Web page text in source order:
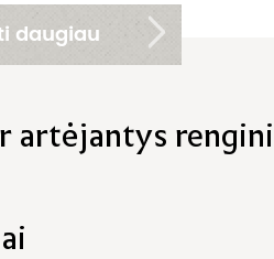
daugiau
artėjantys